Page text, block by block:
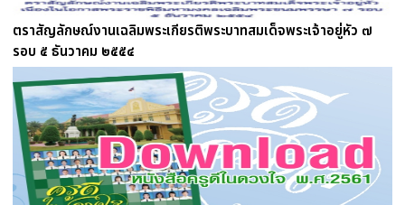
ตราสัญลักษณ์งานเฉลิมพระเกียรติพระบาทสมเด็จพระเจ้าอยู่หัว ๗
รอบ ๕ ธันวาคม ๒๕๕๔